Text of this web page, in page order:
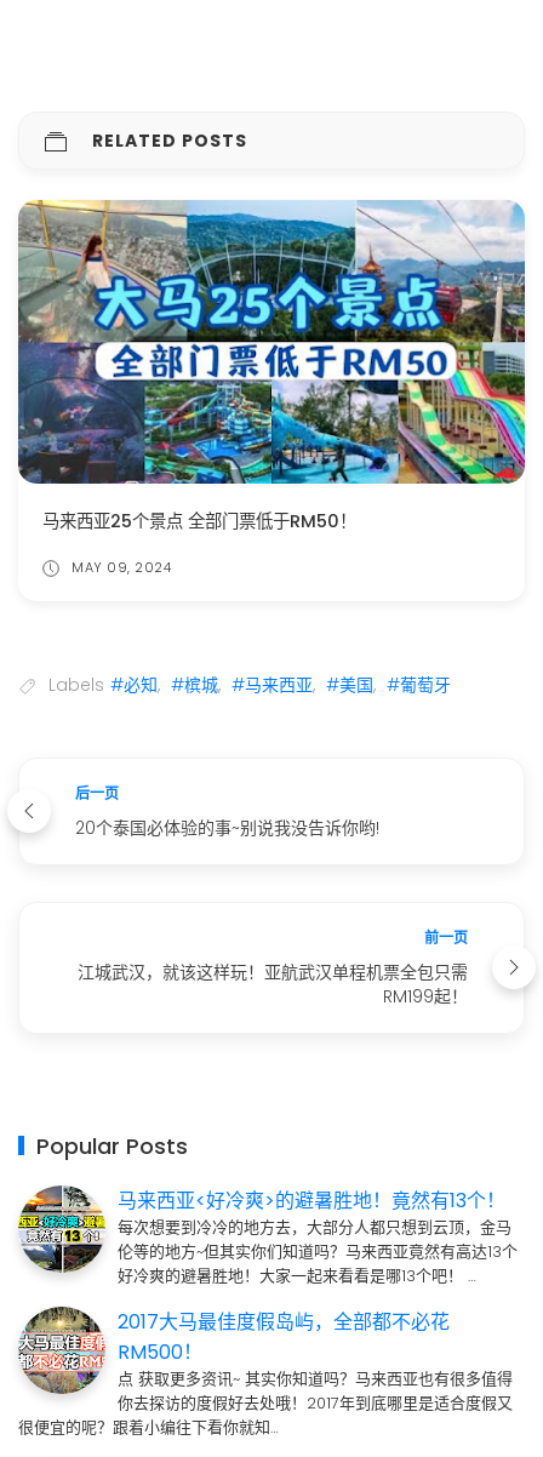
RELATED POSTS
马来西亚25个景点 全部门票低于RM50！
MAY 09, 2024
Labels #必知, #槟城, #马来西亚, #美国, #葡萄牙
后一页
20个泰国必体验的事~别说我没告诉你哟!
前一页
江城武汉，就该这样玩！亚航武汉单程机票全包只需
RM199起！
Popular Posts
马来西亚<好冷爽>的避暑胜地！竟然有13个！
每次想要到冷冷的地方去，大部分人都只想到云顶，金马
伦等的地方~但其实你们知道吗？马来西亚竟然有高达13个
好冷爽的避暑胜地！大家一起来看看是哪13个吧！ …
2017大马最佳度假岛屿，全部都不必花
RM500！
点 获取更多资讯~ 其实你知道吗？马来西亚也有很多值得
你去探访的度假好去处哦！2017年到底哪里是适合度假又
很便宜的呢？跟着小编往下看你就知…